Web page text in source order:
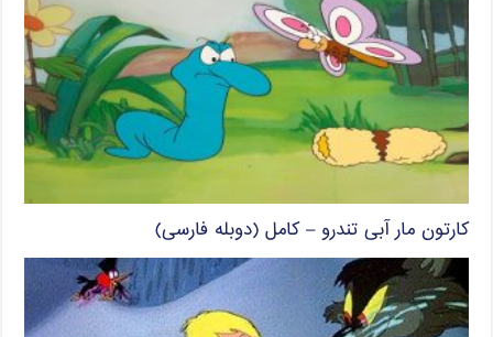
کارتون مار آبی تندرو – کامل (دوبله فارسی)